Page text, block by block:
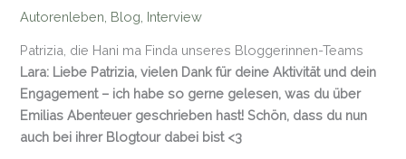
Autorenleben Blog Interview
Patrizia, die Hani ma Finda unseres Bloggerinnen-Teams
Lara: Liebe Patrizia, vielen Dank für deine Aktivität und dein
Engagement – ich habe so gerne gelesen, was du über
Emilias Abenteuer geschrieben hast! Schön, dass du nun
auch bei ihrer Blogtour dabei bist <3